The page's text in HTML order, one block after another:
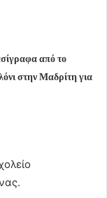
από το
στην Μαδρίτη για